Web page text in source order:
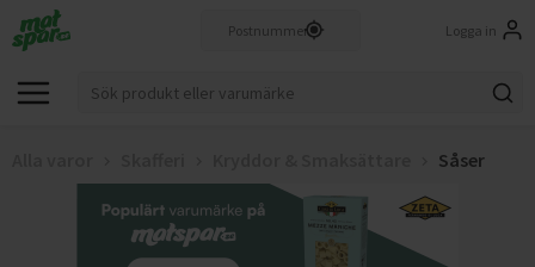
Logga in
Såser